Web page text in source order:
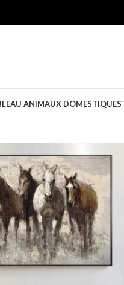
ANIMAUX DOMESTIQUES